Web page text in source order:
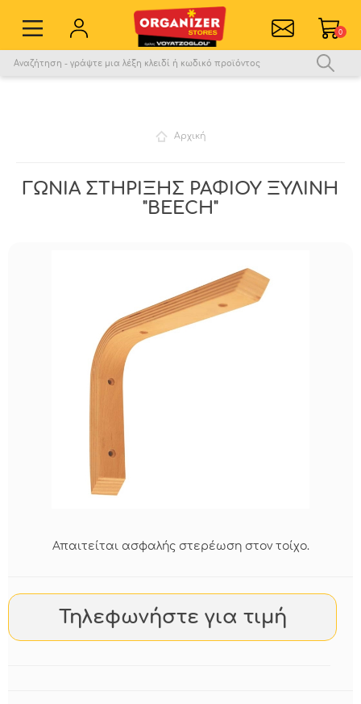
0
Αρχική
ΓΩΝΙΑ ΣΤΗΡΙΞΗΣ ΡΑΦΙΟΥ ΞΥΛΙΝΗ
"BEECH"
Απαιτείται ασφαλής στερέωση στον τοίχο.
Τηλεφωνήστε για τιμή